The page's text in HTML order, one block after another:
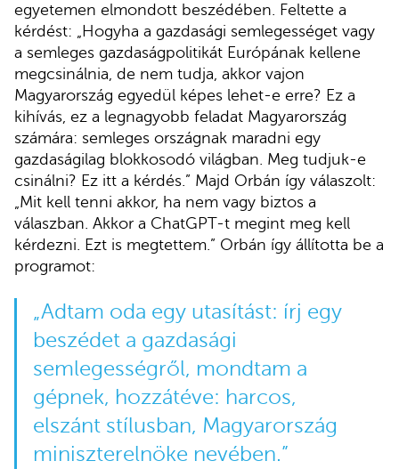
egyetemen elmondott beszédében. Feltette a
kérdést: „Hogyha a gazdasági semlegességet vagy
a semleges gazdaságpolitikát Európának kellene
megcsinálnia, de nem tudja, akkor vajon
Magyarország egyedül képes lehet-e erre? Ez a
kihívás, ez a legnagyobb feladat Magyarország
számára: semleges országnak maradni egy
gazdaságilag blokkosodó világban. Meg tudjuk-e
csinálni? Ez itt a kérdés.” Majd Orbán így válaszolt:
„Mit kell tenni akkor, ha nem vagy biztos a
válaszban. Akkor a ChatGPT-t megint meg kell
kérdezni. Ezt is megtettem.” Orbán így állította be a
programot:
„Adtam oda egy utasítást: írj egy
beszédet a gazdasági
semlegességről, mondtam a
gépnek, hozzátéve: harcos,
elszánt stílusban, Magyarország
miniszterelnöke nevében.”